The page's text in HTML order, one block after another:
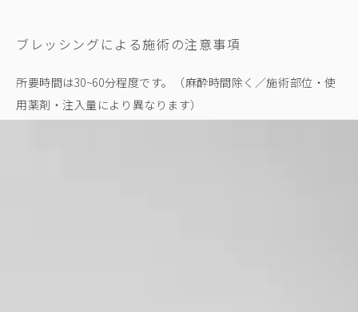
ブレッシングによる施術の注意事項
所要時間は30~60分程度です。（麻酔時間除く／施術部位・使
用薬剤・注入量により異なります）